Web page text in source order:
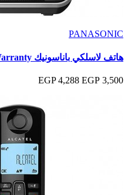
PANASONIC
هاتف لاسلكي باناسونيك TGD310 with International Warranty
3,500 EGP
4,288 EGP